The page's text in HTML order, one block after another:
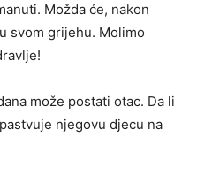
Možda će, nakon
svom grijehu. Molimo
može postati otac. Da li
njegovu djecu na